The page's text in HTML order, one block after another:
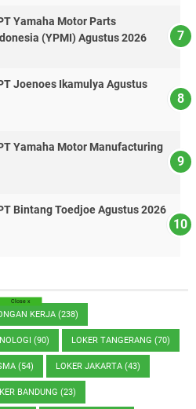
Yamaha Motor Parts
(YPMI) Agustus 2026
Joenoes Ikamulya Agustus
Yamaha Motor Manufacturing
Bintang Toedjoe Agustus 2026
KERJA (238)
(90) LOKER TANGERANG (70)
(54) LOKER JAKARTA (43)
BANDUNG (23)
Close x